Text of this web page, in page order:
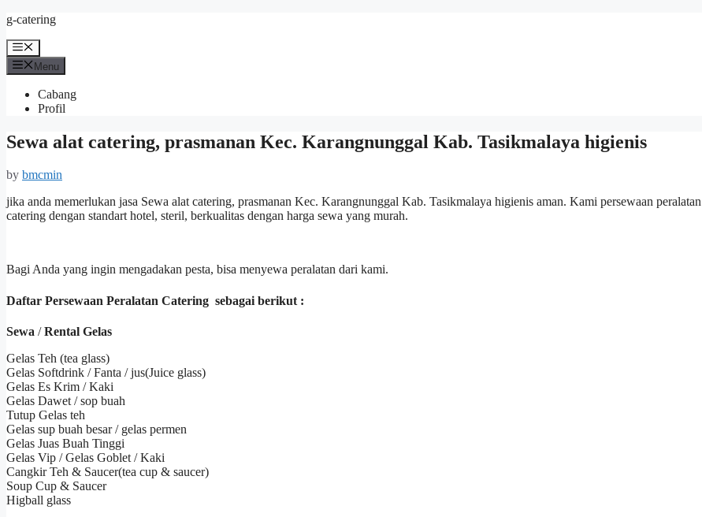
Skip
content
g-catering
Menu
Menu
Cabang
Profil
Sewa alat catering, prasmanan Kec. Karangnunggal Kab. Tasikmalaya higienis
by bmcmin
jika anda memerlukan jasa Sewa alat catering, prasmanan Kec. Karangnunggal Kab. Tasikmalaya higienis aman. Kami persewaan peralatan
catering dengan standart hotel, steril, berkualitas dengan harga sewa yang murah.
Bagi Anda yang ingin mengadakan pesta, bisa menyewa peralatan dari kami.
Daftar Persewaan Peralatan Catering sebagai berikut :
Sewa /Rental Gelas
Gelas Teh (tea glass)
Gelas Softdrink / Fanta / jus(Juice glass)
Gelas Es Krim / Kaki
Gelas Dawet / sop buah
Tutup Gelas teh
Gelas sup buah besar / gelas permen
Gelas Juas Buah Tinggi
Gelas Vip / Gelas Goblet / Kaki
Cangkir Teh & Saucer(tea cup & saucer)
Soup Cup & Saucer
Higball glass